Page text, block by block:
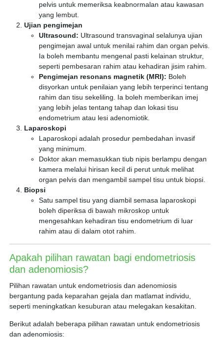
pelvis untuk memeriksa keabnormalan atau kawasan
yang lembut.
Ujian pengimejan
Ultrasound: Ultrasound transvaginal selalunya ujian
pengimejan awal untuk menilai rahim dan organ pelvis.
Ia boleh membantu mengenal pasti kelainan struktur,
seperti pembesaran rahim atau kehadiran jisim rahim.
Pengimejan resonans magnetik (MRI): Boleh
disyorkan untuk penilaian yang lebih terperinci tentang
rahim dan tisu sekeliling. Ia boleh memberikan imej
yang lebih jelas tentang tahap dan lokasi tisu
endometrium atau lesi adenomiotik.
Laparoskopi
Laparoskopi adalah prosedur pembedahan invasif
yang minimum.
Doktor akan memasukkan tiub nipis berlampu dengan
kamera melalui hirisan kecil di perut untuk melihat
organ pelvis dan mengambil sampel tisu untuk biopsi.
Biopsi
Satu sampel tisu yang diambil semasa laparoskopi
boleh diperiksa di bawah mikroskop untuk
mengesahkan kehadiran tisu endometrium di luar
rahim atau di dalam otot rahim.
Apakah pilihan rawatan bagi endometriosis
dan adenomiosis?
Pilihan rawatan untuk endometriosis dan adenomiosis
bergantung pada keparahan gejala dan matlamat individu,
seperti meningkatkan kesuburan atau melegakan kesakitan.
Berikut adalah beberapa pilihan rawatan untuk endometriosis
dan adenomiosis: